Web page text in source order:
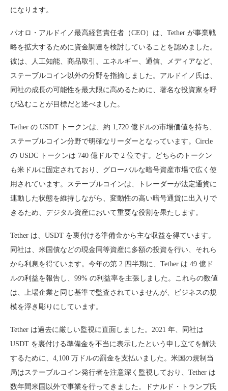
になります。
パオロ・アルドイノ最高経営責任者（CEO）は、Tether が事業戦
略を拡大するために資金調達を検討していることを認めました。
彼は、人工知能、商品取引、エネルギー、通信、メディアなど、
ステーブルコイン以外の分野を指摘しました。アルドイノ氏は、
同社の成長の可能性を最大限に高めるために、著名な投資家を呼
び込むことが目標だと述べました。
Tether の USDT トークンは、約 1,720 億ドルの市場価値を持ち、
ステーブルコイン分野で明確なリーダーとなっています。Circle
の USDC トークンは 740 億ドルで 2 位です。どちらのトークン
も米ドルに固定されており、グローバルな暗号資産市場で広く使
用されています。ステーブルコインは、トレーダーが法定通貨に
連動した状態を維持しながら、変動性の高い暗号通貨に出入りで
きるため、デジタル資産において重要な役割を果たします。
Tether は、USDT を裏付ける準備金から主な収益を得ています。
同社は、米国債などの現金同等資産に多額の投資を行い、それら
から利息を得ています。今年の第 2 四半期に、Tether は 49 億ド
ルの利益を報告し、99% の利益率を主張しました。これらの数値
は、上場企業と同じ基準で監査されていませんが、ビジネスの規
模を浮き彫りにしています。
Tether は過去に厳しい監視に直面しました。2021 年、同社は
USDT を裏付ける準備金を不当に表示したという申し立てを解決
するために、4,100 万ドルの罰金を支払いました。米国の規制当
局はステーブルコイン発行者を注意深く監視しており、Tether は
数年間米国以外で事業を行ってきました。ドナルド・トランプ氏